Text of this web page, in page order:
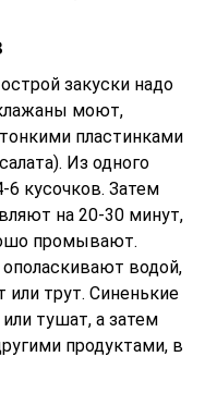
закуски надо
моют,
пластинками
Из одного
6 кусочков. Затем
на 20-30 минут,
промывают.
водой,
трут. Синенькие
тушат, а затем
продуктами, в